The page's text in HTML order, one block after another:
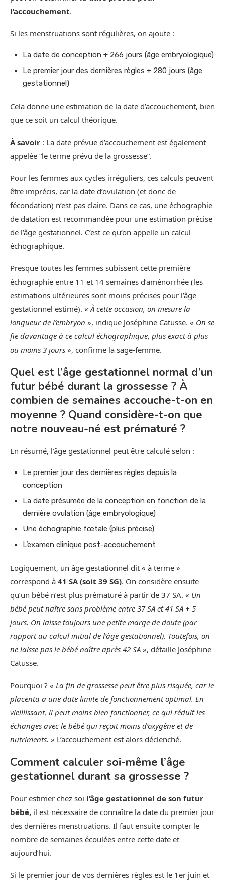
l’accouchement.
Si les menstruations sont régulières, on ajoute :
La date de conception + 266 jours (âge embryologique)
Le premier jour des dernières règles + 280 jours (âge
gestationnel)
Cela donne une estimation de la date d’accouchement, bien
que ce soit un calcul théorique.
À savoir : La date prévue d’accouchement est également
appelée “le terme prévu de la grossesse”.
Pour les femmes aux cycles irréguliers, ces calculs peuvent
être imprécis, car la date d’ovulation (et donc de
fécondation) n’est pas claire. Dans ce cas, une échographie
de datation est recommandée pour une estimation précise
de l’âge gestationnel. C’est ce qu’on appelle un calcul
échographique.
Presque toutes les femmes subissent cette première
échographie entre 11 et 14 semaines d’aménorrhée (les
estimations ultérieures sont moins précises pour l’âge
gestationnel estimé). «À cette occasion, on mesure la
longueur de l’embryon », indique Joséphine Catusse. « On se
fie davantage à ce calcul échographique, plus exact à plus
ou moins 3 jours », confirme la sage-femme.
Quel est l’âge gestationnel normal d’un
futur bébé durant la grossesse ? À
combien de semaines accouche-t-on en
moyenne ? Quand considère-t-on que
notre nouveau-né est prématuré ?
En résumé, l’âge gestationnel peut être calculé selon :
Le premier jour des dernières règles depuis la
conception
La date présumée de la conception en fonction de la
dernière ovulation (âge embryologique)
Une échographie fœtale (plus précise)
L’examen clinique post-accouchement
Logiquement, un âge gestationnel dit « à terme »
correspond à 41 SA (soit 39 SG). On considère ensuite
qu’un bébé n’est plus prématuré à partir de 37 SA. « Un
bébé peut naître sans problème entre 37 SA et 41 SA + 5
jours. On laisse toujours une petite marge de doute (par
rapport au calcul initial de l’âge gestationnel). Toutefois, on
ne laisse pas le bébé naître après 42 SA », détaille Joséphine
Catusse.
Pourquoi ? « La fin de grossesse peut être plus risquée, car le
placenta a une date limite de fonctionnement optimal. En
vieillissant, il peut moins bien fonctionner, ce qui réduit les
échanges avec le bébé qui reçoit moins d’oxygène et de
nutriments. » L’accouchement est alors déclenché.
Comment calculer soi-même l’âge
gestationnel durant sa grossesse ?
Pour estimer chez soi l’âge gestationnel de son futur
bébé, il est nécessaire de connaître la date du premier jour
des dernières menstruations. Il faut ensuite compter le
nombre de semaines écoulées entre cette date et
aujourd’hui.
Si le premier jour de vos dernières règles est le 1er juin et